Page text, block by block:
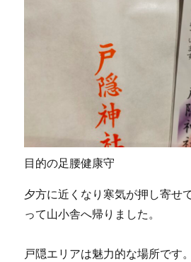
目的の足腰健康守
夕方に近くなり寒気が押し寄せ
って山小舎へ帰りました。
戸隠エリアは魅力的な場所です。